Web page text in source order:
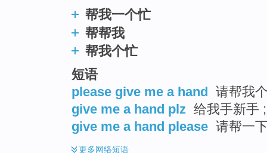
帮我一个忙
帮帮我
帮我个忙
短语
please give me a hand 请帮我
give me a hand plz 给我手新手
give me a hand please 请帮一
更多网络短语